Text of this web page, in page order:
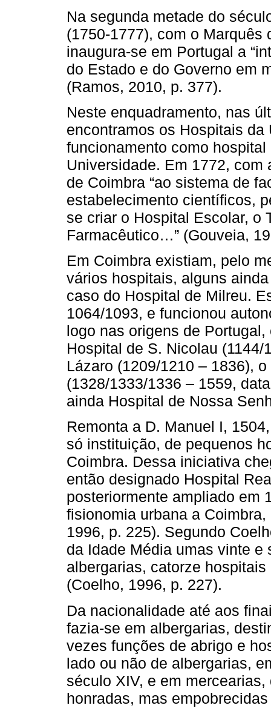
Na segunda metade do
(1750-1777), com o
inaugura-se em Portugal a
do Estado e do Governo em
(Ramos, 2010, p. 377).
Neste enquadramento, nas
encontramos os Hospitais
funcionamento como
Universidade. Em 1772,
de Coimbra “ao sistema de
estabelecimento científicos,
se criar o Hospital Escolar, o
Farmacêutico…” (Gouveia,
Em Coimbra existiam, pelo
vários hospitais, alguns
caso do Hospital de Milreu.
1064/1093, e funcionou
logo nas origens de
Hospital de S. Nicolau
Lázaro (1209/1210 – 1836),
(1328/1333/1336 – 1559,
ainda Hospital de Nossa
Remonta a D. Manuel I,
só instituição, de pequenos
Coimbra. Dessa iniciativa
então designado Hospital
posteriormente ampliado em
fisionomia urbana a
1996, p. 225). Segundo
da Idade Média umas vinte e
albergarias, catorze
(Coelho, 1996, p. 227).
Da nacionalidade até aos
fazia-se em albergarias,
vezes funções de abrigo e
lado ou não de albergarias,
século XIV, e em
honradas, mas